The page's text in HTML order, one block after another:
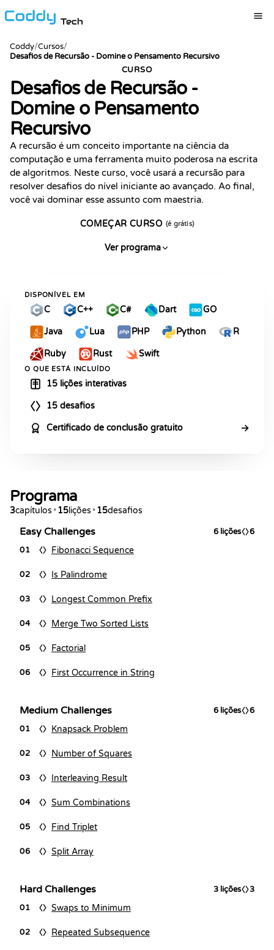
Tech
Coddy/Cursos/
Desafios de Recursão - Domine o Pensamento Recursivo
CURSO
Desafios de Recursão -
Domine o Pensamento
Recursivo
A recursão é um conceito importante na ciência da
computação e uma ferramenta muito poderosa na escrita
de algoritmos. Neste curso, você usará a recursão para
resolver desafios do nível iniciante ao avançado. Ao final,
você vai dominar esse assunto com maestria.
COMEÇAR CURSO (é grátis)
Ver programa
DISPONÍVEL EM
C C++ C# Dart GO
Java Lua PHP Python R
Ruby Rust Swift
O QUE ESTÁ INCLUÍDO
15 lições interativas
15 desafios
Certificado de conclusão gratuito →
Programa
3capítulos •15lições •15desafios
Easy Challenges 6 lições
6
01
Fibonacci Sequence
02 Is Palindrome
03 Longest Common Prefix
04 Merge Two Sorted Lists
05 Factorial
06 First Occurrence in String
Medium Challenges 6 lições
6
01
Knapsack Problem
02 Number of Squares
03 Interleaving Result
04 Sum Combinations
05 Find Triplet
06 Split Array
Hard Challenges 3 lições
3
01
Swaps to Minimum
02 Repeated Subsequence